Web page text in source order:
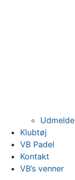
Klubtøj
VB Padel
Kontakt
VB’s venner